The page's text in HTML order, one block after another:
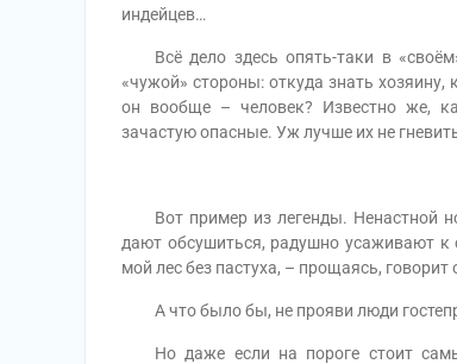
индейцев…
Всё дело здесь опять-таки в
«чужой» стороны: откуда знать хозяину,
он вообще – человек? Известно же,
зачастую опасные. Уж лучше их не
Вот пример из легенды. Ненастной
дают обсушиться, радушно усаживают
мой лес без пастуха, – прощаясь,
А что было бы, не прояви люди
Но даже если на пороге стоит